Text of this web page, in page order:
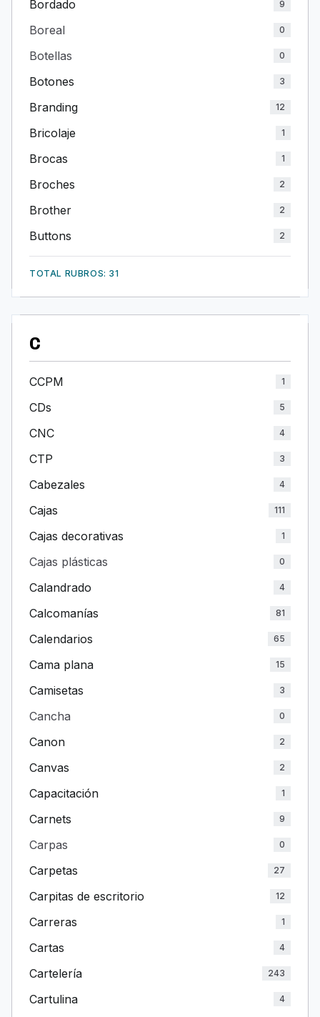
Bordado 9
Boreal 0
Botellas 0
Botones 3
Branding 12
Bricolaje 1
Brocas 1
Broches 2
Brother 2
Buttons 2
TOTAL RUBROS: 31
C
CCPM 1
CDs 5
CNC 4
CTP 3
Cabezales 4
Cajas 111
Cajas decorativas 1
Cajas plásticas 0
Calandrado 4
Calcomanías 81
Calendarios 65
Cama plana 15
Camisetas 3
Cancha 0
Canon 2
Canvas 2
Capacitación 1
Carnets 9
Carpas 0
Carpetas 27
Carpitas de escritorio 12
Carreras 1
Cartas 4
Cartelería 243
Cartulina 4